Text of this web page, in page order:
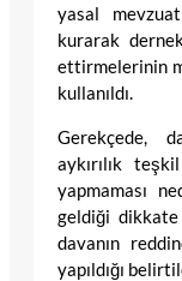
yasal
kurarak
ettirmelerinin
kullanıldı.
Gerekçede,
aykırılık
yapmaması
geldiği dikkate
davanın
yapıldığı